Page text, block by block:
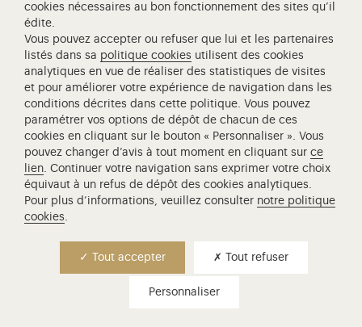
Ouvert tous les jours
Place d'Armes
78000 Versailles
France
Informations pratiques
01 30 83 78 00
(prix d'un appel local)
Préparer ma visite
cookies nécessaires au bon fonctionnement des sites qu’il
édite.
Vous pouvez accepter ou refuser que lui et les partenaires
listés dans sa politique cookies utilisent des cookies
analytiques en vue de réaliser des statistiques de visites
et pour améliorer votre expérience de navigation dans les
conditions décrites dans cette politique. Vous pouvez
paramétrer vos options de dépôt de chacun de ces
cookies en cliquant sur le bouton « Personnaliser ». Vous
pouvez changer d’avis à tout moment en cliquant surce
lien. Continuer votre navigation sans exprimer votre choix
équivaut à un refus de dépôt des cookies analytiques.
Pour plus d’informations, veuillez consulter notre politique
cookies.
Tout accepter Tout refuser
Personnaliser